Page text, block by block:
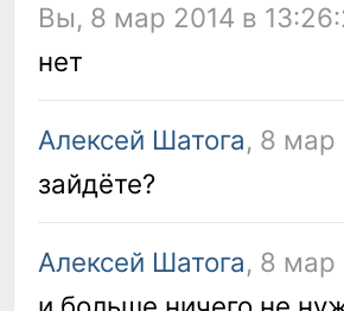
Вы, 8 мар 2014 в
нет
Алексей Шатога, 8 мар
зайдёте?
Алексей Шатога, 8 мар